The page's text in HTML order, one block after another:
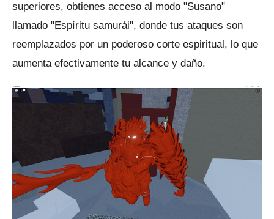
superiores, obtienes acceso al modo "Susano"
llamado "Espíritu samurái", donde tus ataques son
reemplazados por un poderoso corte espiritual, lo que
aumenta efectivamente tu alcance y daño.